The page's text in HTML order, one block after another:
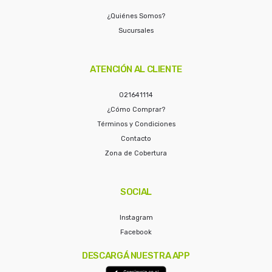
¿Quiénes Somos?
Sucursales
ATENCIÓN AL CLIENTE
021641114
¿Cómo Comprar?
Términos y Condiciones
Contacto
Zona de Cobertura
SOCIAL
Instagram
Facebook
DESCARGÁ NUESTRA APP